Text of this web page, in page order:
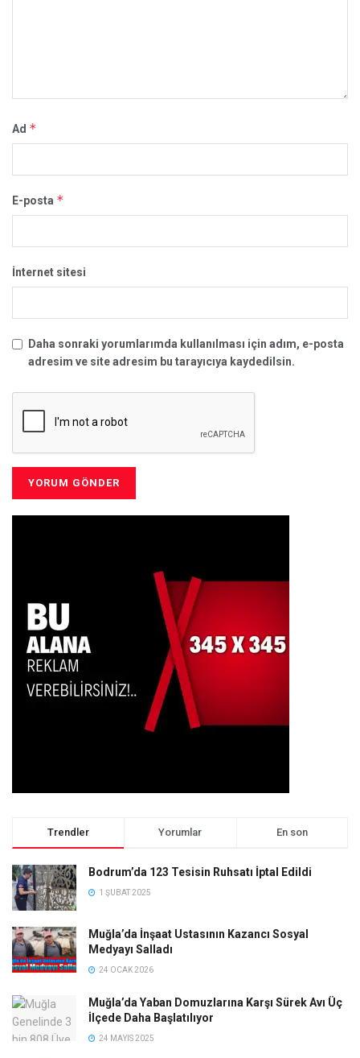
Ad *
E-posta *
İnternet sitesi
Daha sonraki yorumlarımda kullanılması için adım, e-posta
adresim ve site adresim bu tarayıcıya kaydedilsin.
Trendler Yorumlar En son
Bodrum’da 123 Tesisin Ruhsatı İptal Edildi
1 ŞUBAT 2025
Muğla’da İnşaat Ustasının Kazancı Sosyal
Medyayı Salladı
24 OCAK 2026
Muğla’da Yaban Domuzlarına Karşı Sürek Avı Üç
İlçede Daha Başlatılıyor
24 MAYIS 2025